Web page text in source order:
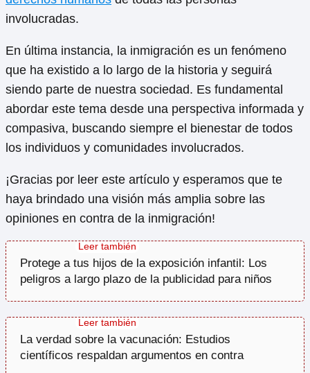
involucradas.
En última instancia, la inmigración es un fenómeno
que ha existido a lo largo de la historia y seguirá
siendo parte de nuestra sociedad. Es fundamental
abordar este tema desde una perspectiva informada y
compasiva, buscando siempre el bienestar de todos
los individuos y comunidades involucrados.
¡Gracias por leer este artículo y esperamos que te
haya brindado una visión más amplia sobre las
opiniones en contra de la inmigración!
Protege a tus hijos de la exposición infantil: Los
peligros a largo plazo de la publicidad para niños
La verdad sobre la vacunación: Estudios
científicos respaldan argumentos en contra